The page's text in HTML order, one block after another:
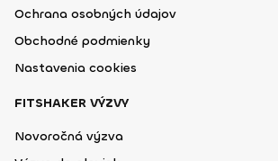
Ochrana osobných údajov
Obchodné podmienky
Nastavenia cookies
FITSHAKER VÝZVY
Novoročná výzva